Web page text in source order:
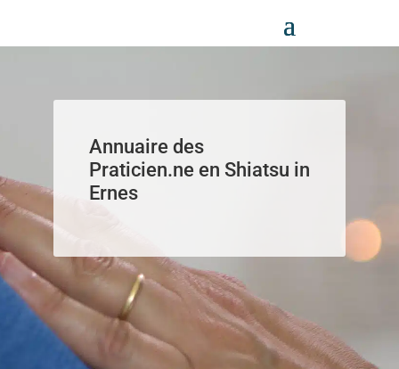
Annuaire des
Praticien.ne en Shiatsu in
Ernes